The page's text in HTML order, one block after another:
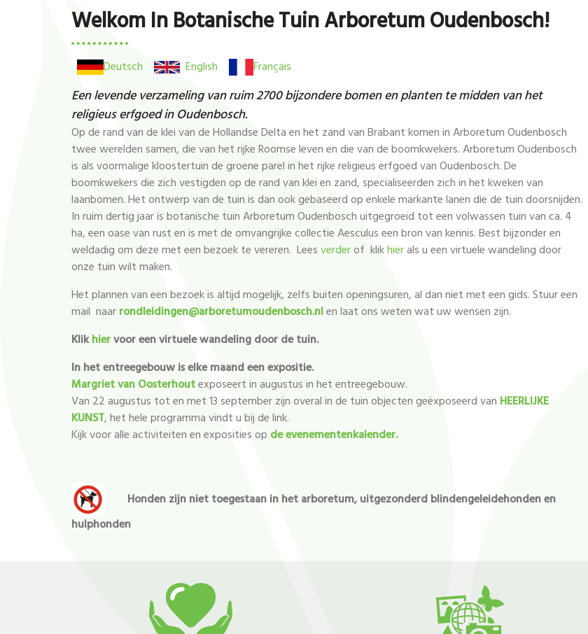
Welkom In Botanische Tuin Arboretum Oudenbosch!
Deutsch English Français
Een levende verzameling van ruim 2700 bijzondere bomen en planten te midden van het
religieus erfgoed in Oudenbosch.
Op de rand van de klei van de Hollandse Delta en het zand van Brabant komen in Arboretum Oudenbosch
twee werelden samen, die van het rijke Roomse leven en die van de boomkwekers. Arboretum Oudenbosch
is als voormalige kloostertuin de groene parel in het rijke religieus erfgoed van Oudenbosch. De
boomkwekers die zich vestigden op de rand van klei en zand, specialiseerden zich in het kweken van
laanbomen. Het ontwerp van de tuin is dan ook gebaseerd op enkele markante lanen die de tuin doorsnijden.
In ruim dertig jaar is botanische tuin Arboretum Oudenbosch uitgegroeid tot een volwassen tuin van ca. 4
ha, een oase van rust en is met de omvangrijke collectie Aesculus een bron van kennis. Best bijzonder en
weldadig om deze met een bezoek te vereren. Leesverderof klikhierals u een virtuele wandeling door
onze tuin wilt maken.
Het plannen van een bezoek is altijd mogelijk, zelfs buiten openingsuren, al dan niet met een gids. Stuur een
mail naarrondleidingen@arboretumoudenbosch.nlen laat ons weten wat uw wensen zijn.
Klikhiervoor een virtuele wandeling door de tuin.
In het entreegebouw is elke maand een expositie.
Margriet van Oosterhoutexposeert in augustus in het entreegebouw.
Van 22 augustus tot en met 13 september zijn overal in de tuin objecten geëxposeerd van HEERLIJKE
KUNST, het hele programma vindt u bij de link.
Kijk voor alle activiteiten en exposities op de evenementenkalender.
Honden zijn niet toegestaan in het arboretum, uitgezonderd blindengeleidehonden en
hulphonden